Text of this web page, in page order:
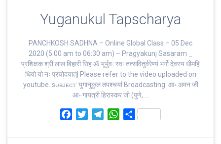
Yuganukul Tapscharya
PANCHKOSH SADHNA – Online Global Class – 05 Dec
2020 (5:00 am to 06:30 am) – Pragyakunj Sasaram _
प्रशिक्षक श्री लाल बिहारी सिंह ॐ भूर्भुवः स्‍वः तत्‍सवितुर्वरेण्‍यं भर्गो देवस्य धीमहि
धियो यो नः प्रचोदयात्‌| Please refer to the video uploaded on
youtube. sᴜʙᴊᴇᴄᴛ: युगानुकुल तपश्चर्या Broadcasting. आ॰ अमन जी
आ॰ गायत्री हिरास्कर जी (पुणे, …
c
i
l
W
a
S
a